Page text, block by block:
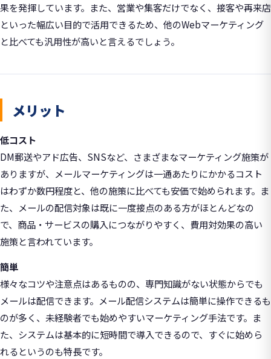
果を発揮しています。また、営業や集客だけでなく、接客や再来店
といった幅広い目的で活用できるため、他のWebマーケティング
と比べても汎用性が高いと言えるでしょう。
メリット
低コスト
DM郵送やアド広告、SNSなど、さまざまなマーケティング施策が
ありますが、メールマーケティングは一通あたりにかかるコスト
はわずか数円程度と、他の施策に比べても安価で始められます。ま
た、メールの配信対象は既に一度接点のある方がほとんどなの
で、商品・サービスの購入につながりやすく、費用対効果の高い
施策と言われています。
簡単
様々なコツや注意点はあるものの、専門知識がない状態からでも
メールは配信できます。メール配信システムは簡単に操作できるも
のが多く、未経験者でも始めやすいマーケティング手法です。ま
た、システムは基本的に短時間で導入できるので、すぐに始めら
れるというのも特長です。